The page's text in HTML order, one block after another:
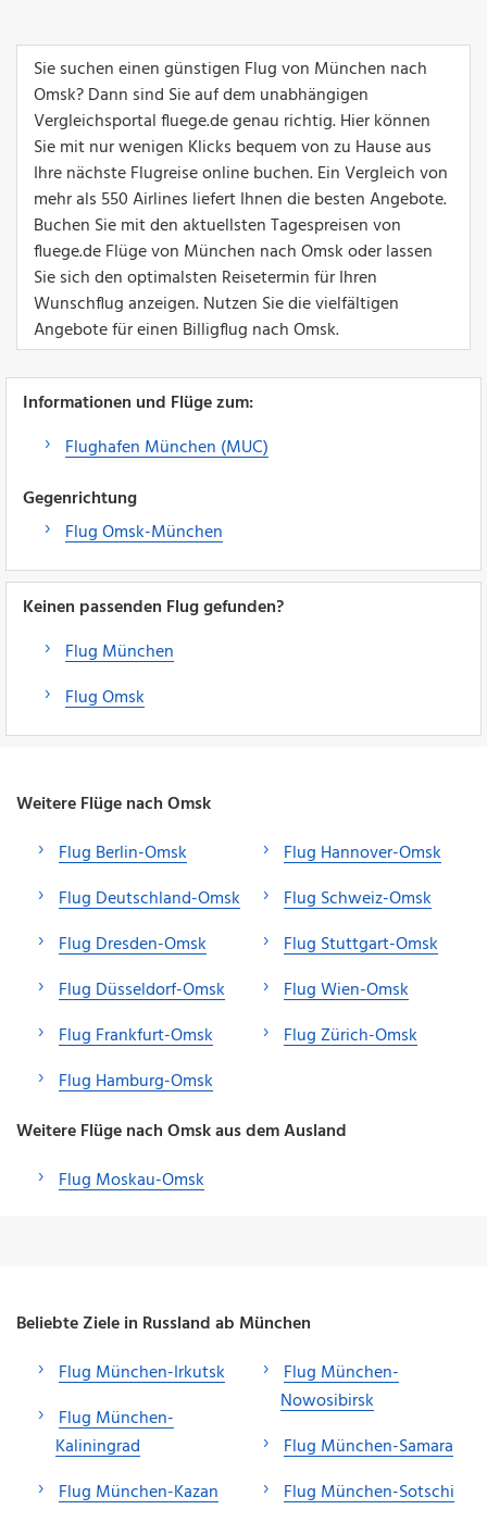
Sie suchen einen günstigen Flug von München nach
Omsk? Dann sind Sie auf dem unabhängigen
Vergleichsportal fluege.de genau richtig. Hier können
Sie mit nur wenigen Klicks bequem von zu Hause aus
Ihre nächste Flugreise online buchen. Ein Vergleich von
mehr als 550 Airlines liefert Ihnen die besten Angebote.
Buchen Sie mit den aktuellsten Tagespreisen von
fluege.de Flüge von München nach Omsk oder lassen
Sie sich den optimalsten Reisetermin für Ihren
Wunschflug anzeigen. Nutzen Sie die vielfältigen
Angebote für einen Billigflug nach Omsk.
Informationen und Flüge zum:
Flughafen München (MUC)
Gegenrichtung
Flug Omsk-München
Keinen passenden Flug gefunden?
Flug München
Flug Omsk
Weitere Flüge nach Omsk
Flug Berlin-Omsk
Flug Deutschland-Omsk
Flug Dresden-Omsk
Flug Düsseldorf-Omsk
Flug Frankfurt-Omsk
Flug Hamburg-Omsk
Flug Hannover-Omsk
Flug Schweiz-Omsk
Flug Stuttgart-Omsk
Flug Wien-Omsk
Flug Zürich-Omsk
Weitere Flüge nach Omsk aus dem Ausland
Flug Moskau-Omsk
Beliebte Ziele in Russland ab München
Flug München-Irkutsk
Flug München-
Kaliningrad
Flug München-Kazan
Flug München-
Nowosibirsk
Flug München-Samara
Flug München-Sotschi